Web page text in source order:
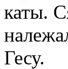
каты.
Гесу.